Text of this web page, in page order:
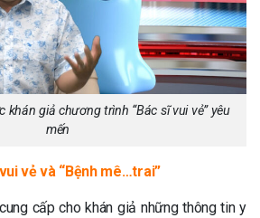
khán giả chương trình “Bác sĩ vui vẻ” yêu
mến
vẻ và “Bệnh mê…trai”
cấp cho khán giả những thông tin y